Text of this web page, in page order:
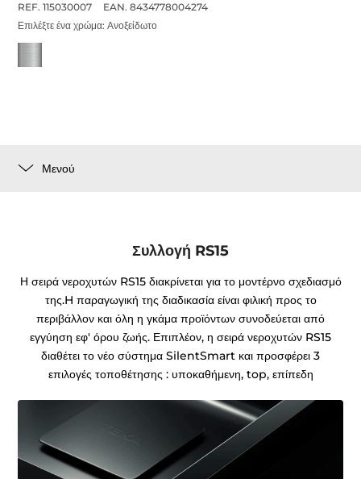
REF. 115030007
EAN. 8434778004274
Επιλέξτε ένα χρώμα:Ανοξείδωτο
Μενού
Συλλογή RS15
Η σειρά νεροχυτών RS15 διακρίνεται για το μοντέρνο σχεδιασμό
της.H παραγωγική της διαδικασία είναι φιλική προς το
περιβάλλον και όλη η γκάμα προϊόντων συνοδεύεται από
εγγύηση εφ' όρου ζωής. Επιπλέον, η σειρά νεροχυτών RS15
διαθέτει το νέο σύστημα SilentSmart και προσφέρει 3
επιλογές τοποθέτησης : υποκαθήμενη, top, επίπεδη